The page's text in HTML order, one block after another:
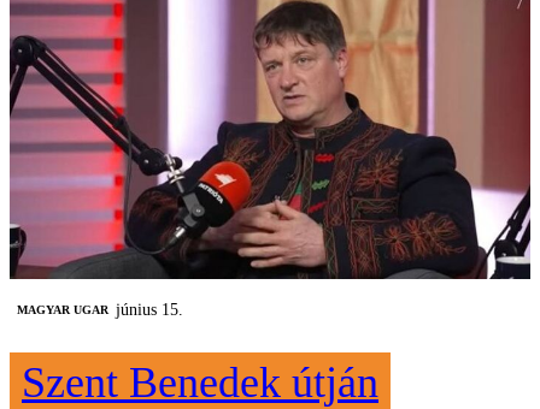
MAGYAR UGAR június 15.
Szent Benedek útján